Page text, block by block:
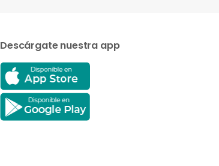
Descárgate nuestra app